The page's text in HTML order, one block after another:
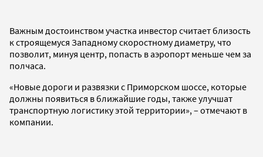
Важным достоинством участка инвестор считает близость
к строящемуся Западному скоростному диаметру, что
позволит, минуя центр, попасть в аэропорт меньше чем за
полчаса.
«Новые дороги и развязки с Приморском шоссе, которые
должны появиться в ближайшие годы, также улучшат
транспортную логистику этой территории», – отмечают в
компании.